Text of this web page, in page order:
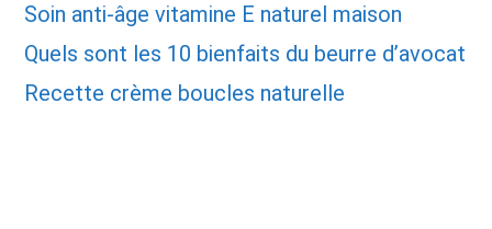
Soin anti-âge vitamine E naturel maison
Quels sont les 10 bienfaits du beurre d’avocat
Recette crème boucles naturelle